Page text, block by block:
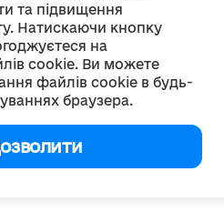
та підвищення
Натискаючи кнопку
на
cookie. Ви можете
файлів cookie в будь-
браузера.